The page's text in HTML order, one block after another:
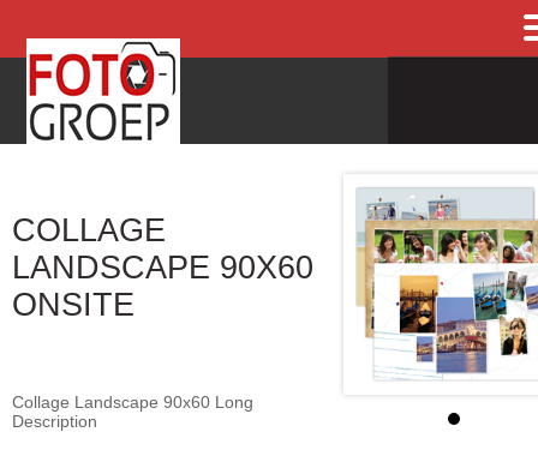
COLLAGE
LANDSCAPE 90X60
ONSITE
Collage Landscape 90x60 Long
Description